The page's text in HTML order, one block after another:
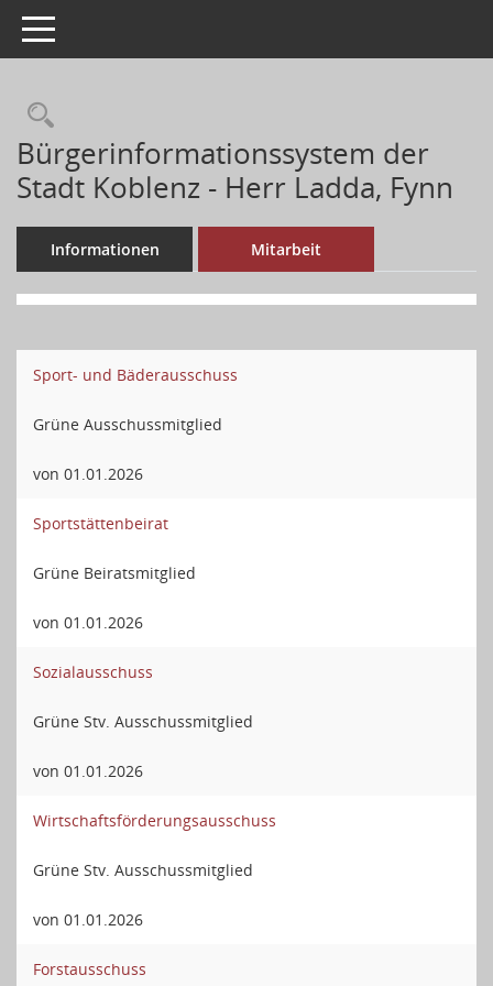
Toggle navigation
Bürgerinformationssystem der
Stadt Koblenz - Herr Ladda, Fynn
Informationen Mitarbeit
Sport- und Bäderausschuss
Grüne Ausschussmitglied
von 01.01.2026
Sportstättenbeirat
Grüne Beiratsmitglied
von 01.01.2026
Sozialausschuss
Grüne Stv. Ausschussmitglied
von 01.01.2026
Wirtschaftsförderungsausschuss
Grüne Stv. Ausschussmitglied
von 01.01.2026
Forstausschuss